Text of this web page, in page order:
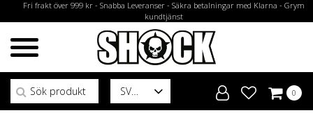
Fri frakt över 999 kr - Snabba Leveranser - Säkra betalningar med Klarna - Grym
kundtjänst
SV
Sök efter:
0